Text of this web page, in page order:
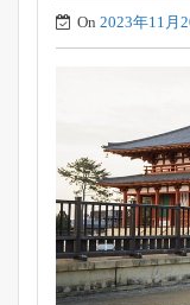
On 2023年11月